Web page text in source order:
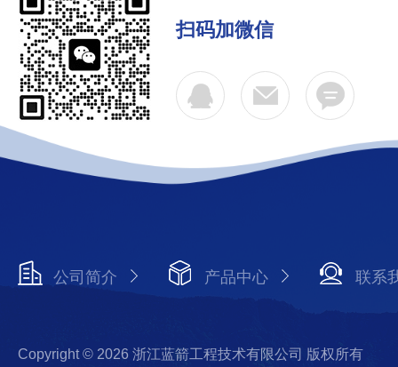
扫码加微信
公司简介 产品中心 联系
Copyright © 2026 浙江蓝箭工程技术有限公司 版权所有